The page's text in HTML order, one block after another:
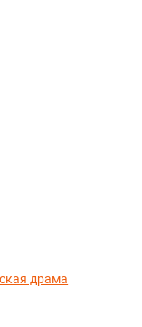
драма